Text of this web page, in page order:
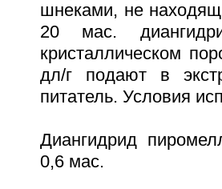
шнеками, не
20 мас.
кристаллическом
дл/г подают в
питатель. Условия
Диангидрид
0,6 мас.